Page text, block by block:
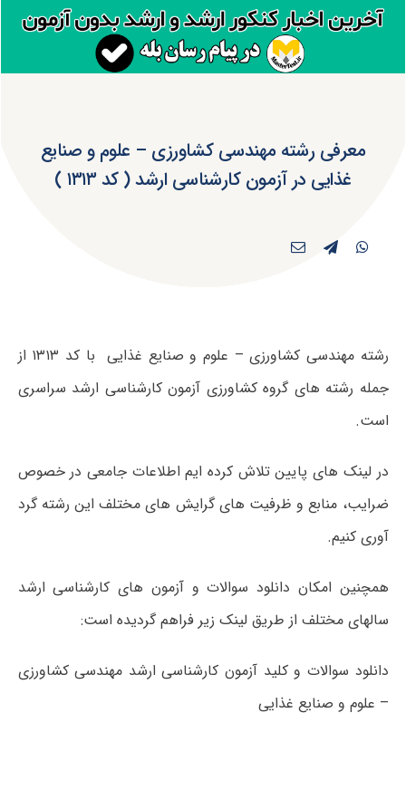
معرفی رشته مهندسی کشاورزی – علوم و صنایع
غذایی در آزمون کارشناسی ارشد ( کد ۱۳۱۳ )
رشته مهندسی کشاورزی – علوم و صنایع غذایی با کد ۱۳۱۳ از
جمله رشته های گروه کشاورزی آزمون کارشناسی ارشد سراسری
است.
در لینک های پایین تلاش کرده ایم اطلاعات جامعی در خصوص
ضرایب، منابع و ظرفیت های گرایش های مختلف این رشته گرد
آوری کنیم.
همچنین امکان دانلود سوالات و آزمون های کارشناسی ارشد
سالهای مختلف از طریق لینک زیر فراهم گردیده است:
دانلود سوالات و کلید آزمون کارشناسی ارشد مهندسی کشاورزی
– علوم و صنایع غذایی